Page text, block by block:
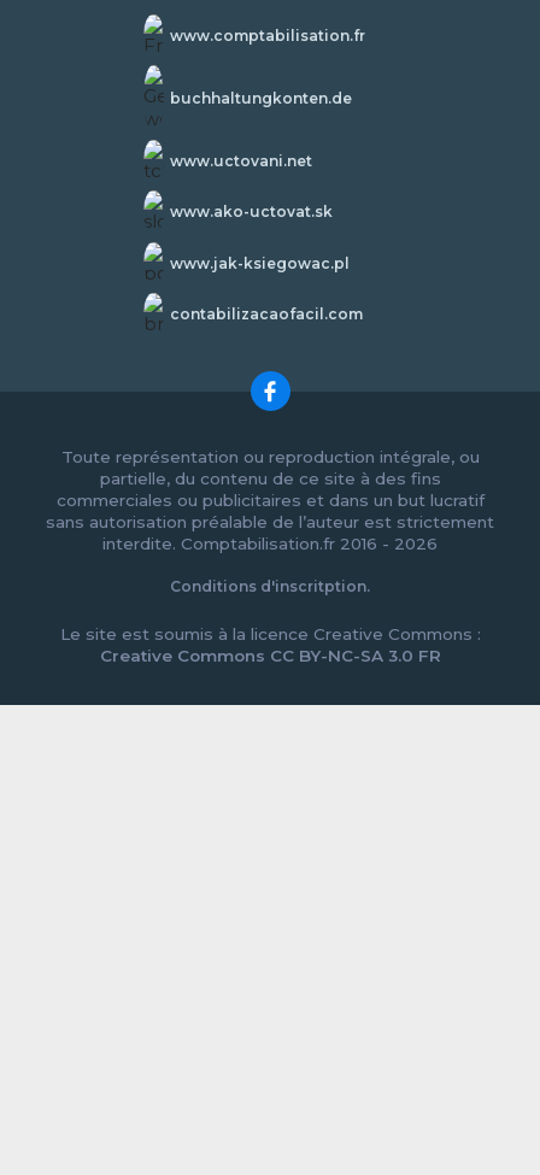
www.comptabilisation.fr
buchhaltungkonten.de
www.uctovani.net
www.ako-uctovat.sk
www.jak-ksiegowac.pl
contabilizacaofacil.com
Toute représentation ou reproduction intégrale, ou
partielle, du contenu de ce site à des fins
commerciales ou publicitaires et dans un but lucratif
sans autorisation préalable de l’auteur est strictement
interdite. Comptabilisation.fr 2016 - 2026
Conditions d'inscritption.
Le site est soumis à la licence Creative Commons :
Creative Commons CC BY-NC-SA 3.0 FR